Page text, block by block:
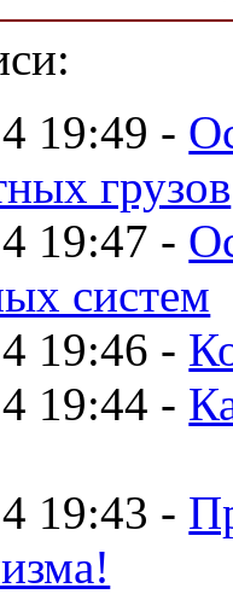
19:49 -
грузов
19:47 -
систем
19:46 -
19:44 -
19:43 -